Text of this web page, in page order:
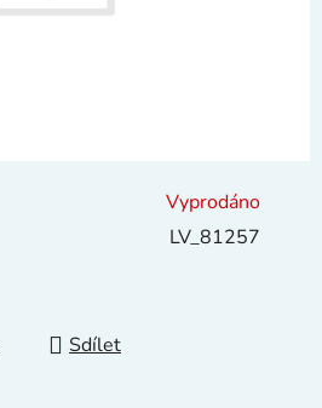
Vyprodáno
LV_81257
Sdílet